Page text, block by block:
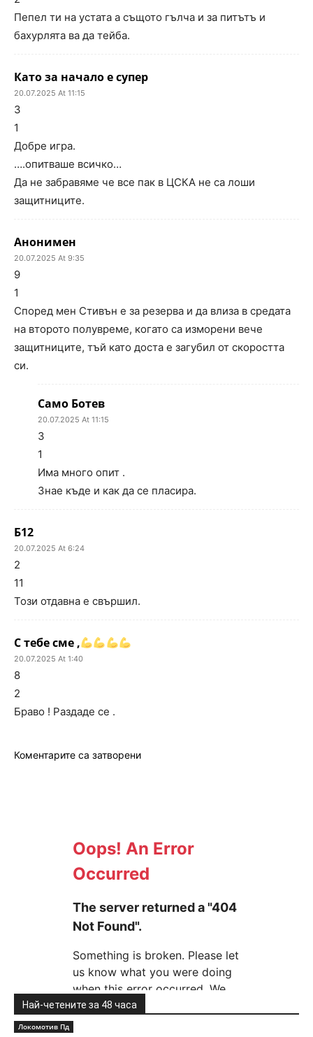
Пепел ти на устата а същото гълча и за питътъ и
бахурлята ва да тейба.
Като за начало е супер
20.07.2025 At 11:15
3
1
Добре игра.
….опитваше всичко…
Да не забравяме че все пак в ЦСКА не са лоши
защитниците.
Анонимен
20.07.2025 At 9:35
9
1
Според мен Стивън е за резерва и да влиза в средата
на второто полувреме, когато са изморени вече
защитниците, тъй като доста е загубил от скоростта
си.
Само Ботев
20.07.2025 At 11:15
3
1
Има много опит .
Знае къде и как да се пласира.
Б12
20.07.2025 At 6:24
2
11
Този отдавна е свършил.
С тебе сме ,
20.07.2025 At 1:40
8
2
Браво ! Раздаде се .
Коментарите са затворени
Най-четените за 48 часа
Локомотив Пд